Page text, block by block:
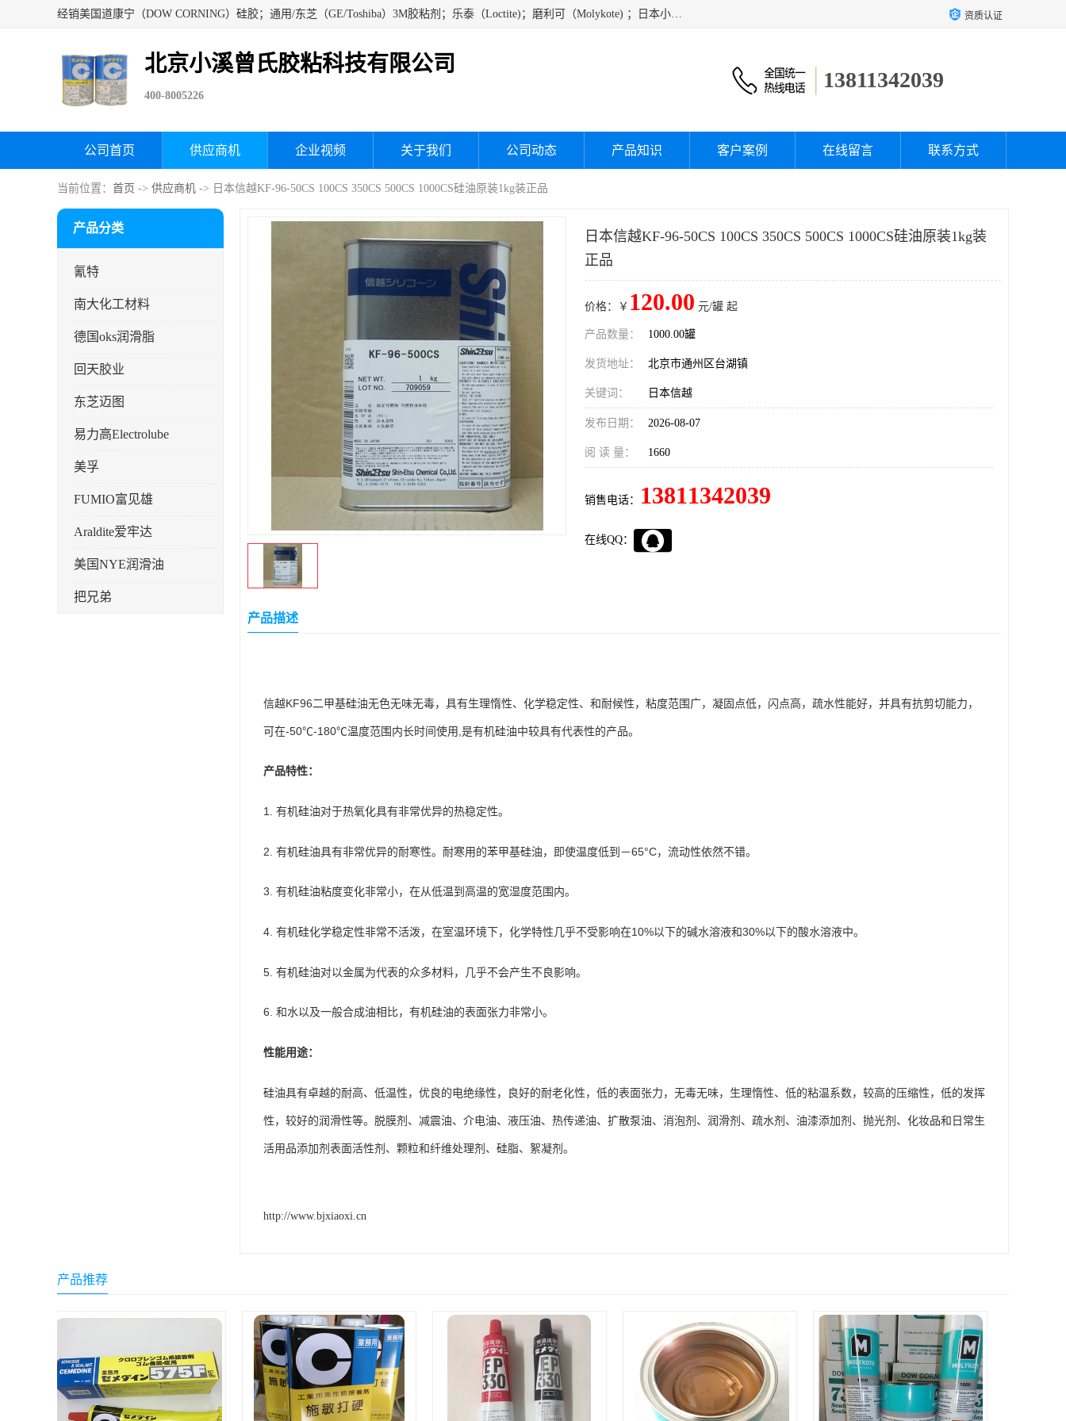
经销美国道康宁（DOW CORNING）硅胶；通用/东芝（GE/Toshiba）3M胶粘剂；乐泰（Loctite)；磨利可（Molykote) ；日本小西（KONISHI）硅胶；施敏打硬,硅胶；信越 产品；关东化成防潮披腹胶 ；三键；索尼；韩国Diabond，等各种电子电机电器进口硅胶产品、硅脂、硅油，经销美国道康宁（DOW CORNING）硅胶等 资质认证
北京小溪曾氏胶粘科技有限公司
400-8005226
13811342039
公司首页 供应商机 企业视频 关于我们 公司动态 产品知识 客户案例 在线留言 联系方式
当前位置： 首页 -> 供应商机 -> 日本信越KF-96-50CS 100CS 350CS 500CS 1000CS硅油原装1kg装正品
产品分类
氰特
南大化工材料
德国oks润滑脂
回天胶业
东芝迈图
易力高Electrolube
美孚
FUMIO富见雄
Araldite爱牢达
美国NYE润滑油
把兄弟
harves哈维斯
Sankol(岸本)
乐泰 Loctite
日本信越KF-96-50CS 100CS 350CS 500CS 1000CS硅油原装1kg装
正品
价格：￥ 120.00 元/罐 起
产品数量： 1000.00罐
发货地址： 北京市通州区台湖镇
关键词： 日本信越
发布日期： 2026-08-07
阅 读 量： 1660
销售电话： 13811342039
在线QQ：
产品描述
信越KF96二甲基硅油无色无味无毒，具有生理惰性、化学稳定性、和耐候性，粘度范围广，凝固点低，闪点高，疏水性能好，并具有抗剪切能力，
可在-50℃-180℃温度范围内长时间使用,是有机硅油中较具有代表性的产品。
产品特性：
1. 有机硅油对于热氧化具有非常优异的热稳定性。
2. 有机硅油具有非常优异的耐寒性。耐寒用的苯甲基硅油，即使温度低到－65°C，流动性依然不错。
3. 有机硅油粘度变化非常小，在从低温到高温的宽湿度范围内。
4. 有机硅化学稳定性非常不活泼，在室温环境下，化学特性几乎不受影响在10%以下的碱水溶液和30%以下的酸水溶液中。
5. 有机硅油对以金属为代表的众多材料，几乎不会产生不良影响。
6. 和水以及一般合成油相比，有机硅油的表面张力非常小。
性能用途：
硅油具有卓越的耐高、低温性，优良的电绝缘性，良好的耐老化性，低的表面张力，无毒无味，生理惰性、低的粘温系数，较高的压缩性，低的发挥
性，较好的润滑性等。脱膜剂、减震油、介电油、液压油、热传递油、扩散泵油、消泡剂、润滑剂、疏水剂、油漆添加剂、抛光剂、化妆品和日常生
活用品添加剂表面活性剂、颗粒和纤维处理剂、硅脂、絮凝剂。
http://www.bjxiaoxi.cn
产品推荐